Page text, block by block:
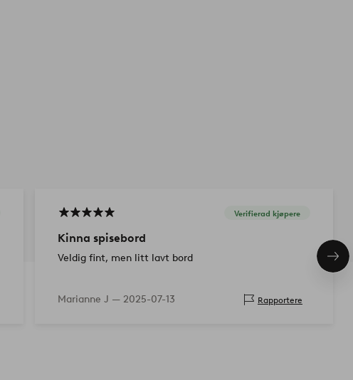
Verifierad kjøpere
Kinna spisebord
Veldig fint, men litt lavt bord
Marianne J — 2025-07-13 Rapportere